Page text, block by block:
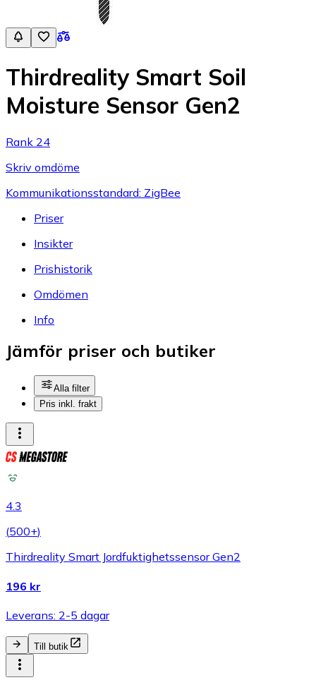
Thirdreality Smart Soil
Moisture Sensor Gen2
Rank 24
Skriv omdöme
Kommunikationsstandard: ZigBee
Priser
Insikter
Prishistorik
Omdömen
Info
Jämför priser och butiker
Alla filter
Pris inkl. frakt
4.3
(500+)
Thirdreality Smart Jordfuktighetssensor Gen2
196 kr
Leverans: 2-5 dagar
Till butik